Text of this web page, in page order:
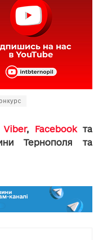
Viber, Facebookта
Тернополя та